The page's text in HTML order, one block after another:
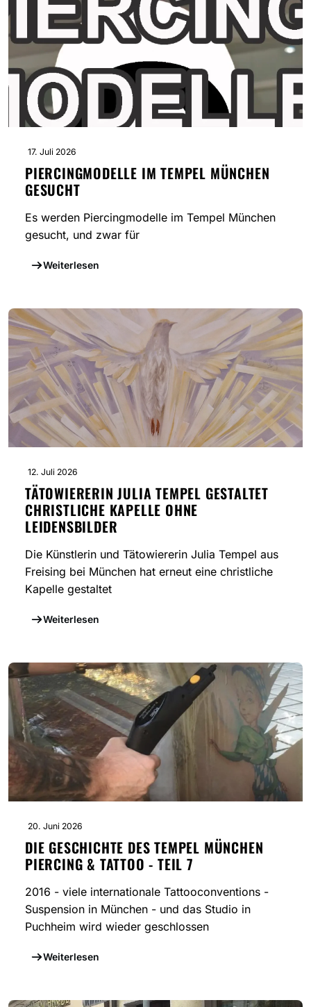
17. Juli 2026
PIERCINGMODELLE IM TEMPEL MÜNCHEN
GESUCHT
Es werden Piercingmodelle im Tempel München
gesucht, und zwar für
Weiterlesen
12. Juli 2026
TÄTOWIERERIN JULIA TEMPEL GESTALTET
CHRISTLICHE KAPELLE OHNE
LEIDENSBILDER
Die Künstlerin und Tätowiererin Julia Tempel aus
Freising bei München hat erneut eine christliche
Kapelle gestaltet
Weiterlesen
20. Juni 2026
DIE GESCHICHTE DES TEMPEL MÜNCHEN
PIERCING & TATTOO - TEIL 7
2016 - viele internationale Tattooconventions -
Suspension in München - und das Studio in
Puchheim wird wieder geschlossen
Weiterlesen